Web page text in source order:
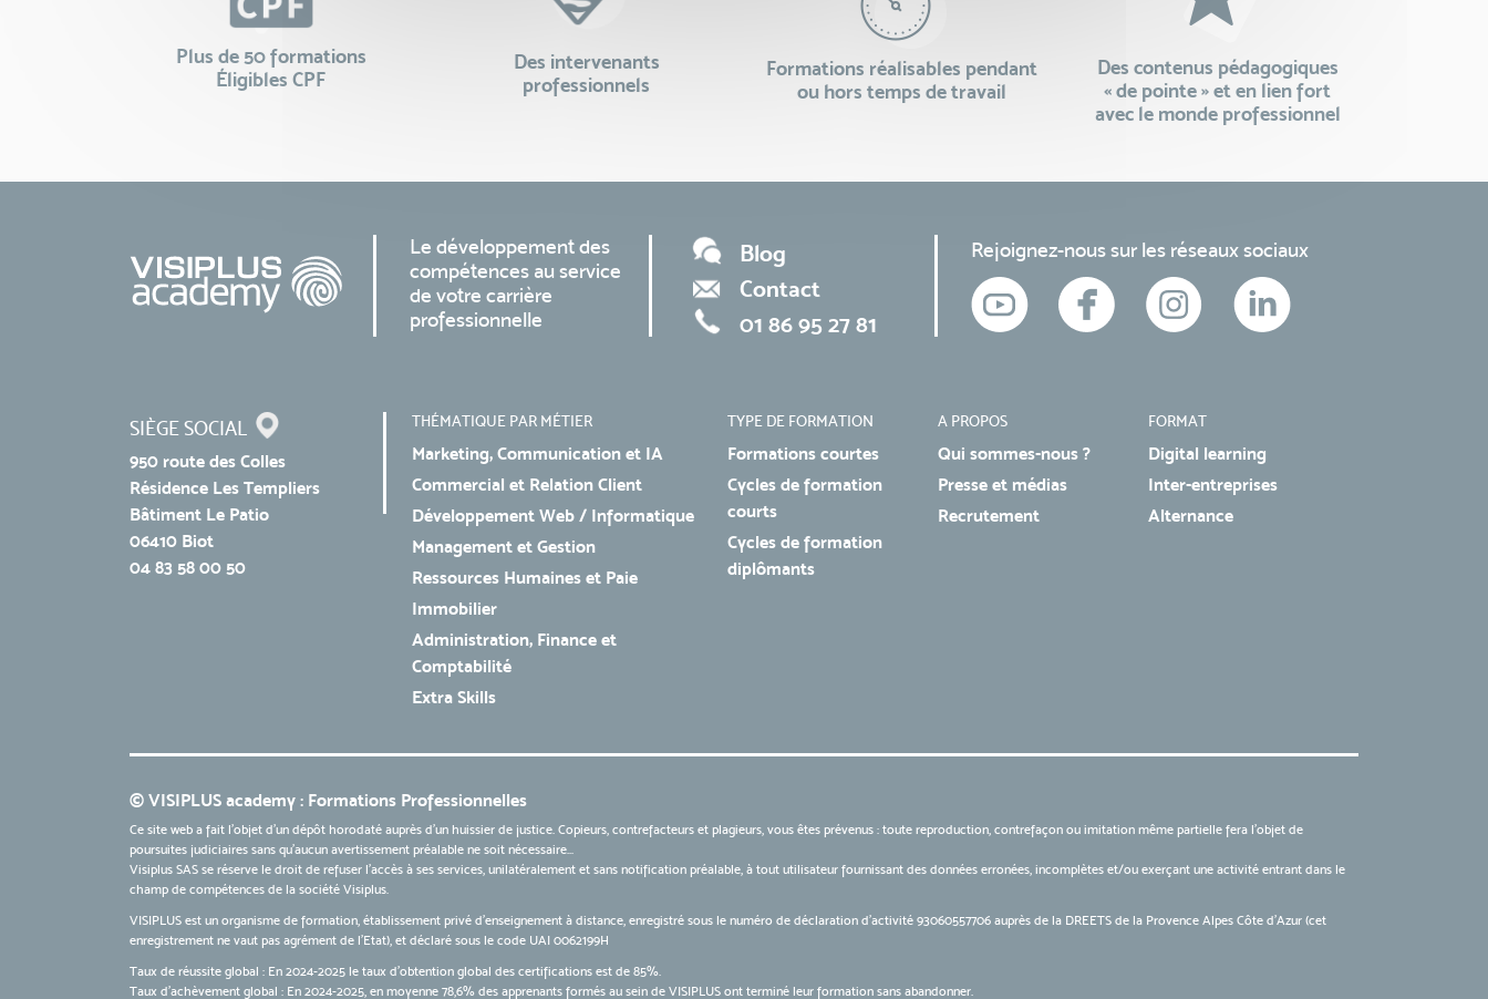
Plus de 50 formations
Éligibles CPF
Des intervenants
professionnels
Formations réalisables pendant
ou hors temps de travail
Des contenus pédagogiques
« de pointe » et en lien fort
avec le monde professionnel
Le développement des
compétences au service
de votre carrière
professionnelle
Blog
Contact
01 86 95 27 81
Rejoignez-nous sur les réseaux sociaux
SIÈGE SOCIAL
950 route des Colles
Résidence Les Templiers
Bâtiment Le Patio
06410 Biot
04 83 58 00 50
THÉMATIQUE PAR MÉTIER
Marketing, Communication et IA
Commercial et Relation Client
Développement Web / Informatique
Management et Gestion
Ressources Humaines et Paie
Immobilier
Administration, Finance et
Comptabilité
Extra Skills
TYPE DE FORMATION
Formations courtes
Cycles de formation
courts
Cycles de formation
diplômants
A PROPOS
Qui sommes-nous ?
Presse et médias
Recrutement
FORMAT
Digital learning
Inter-entreprises
Alternance
© VISIPLUS academy : Formations Professionnelles
Ce site web a fait l'objet d'un dépôt horodaté auprès d'un huissier de justice. Copieurs, contrefacteurs et plagieurs, vous êtes prévenus : toute reproduction, contrefaçon ou imitation même partielle fera l'objet de
poursuites judiciaires sans qu’aucun avertissement préalable ne soit nécessaire...
Visiplus SAS se réserve le droit de refuser l'accès à ses services, unilatéralement et sans notification préalable, à tout utilisateur fournissant des données erronées, incomplètes et/ou exerçant une activité entrant dans le
champ de compétences de la société Visiplus.
VISIPLUS est un organisme de formation, établissement privé d’enseignement à distance, enregistré sous le numéro de déclaration d’activité 93060557706 auprès de la DREETS de la Provence Alpes Côte d’Azur (cet
enregistrement ne vaut pas agrément de l’Etat), et déclaré sous le code UAI 0062199H
Taux de réussite global : En 2024-2025 le taux d'obtention global des certifications est de 85%.
Taux d’achèvement global : En 2024-2025, en moyenne 78,6% des apprenants formés au sein de VISIPLUS ont terminé leur formation sans abandonner.